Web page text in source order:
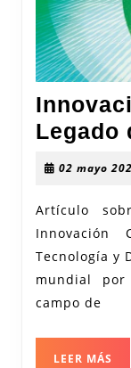
Legado
02 mayo
Artículo
Tecnología y
mundial
campo de
LEER MÁS